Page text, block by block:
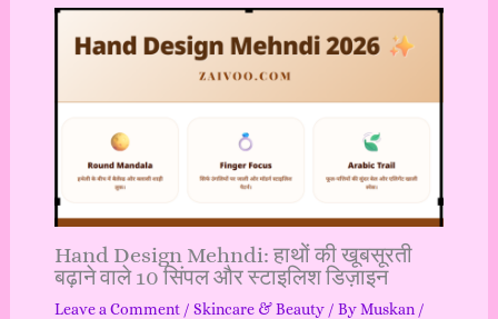
Hand Design Mehndi: हाथों की खूबसूरती
बढ़ाने वाले 10 सिंपल और स्टाइलिश डिज़ाइन
Leave a Comment / Skincare & Beauty/ ByMuskan /